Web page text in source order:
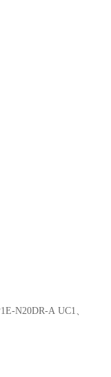
N20DR-A UC1、